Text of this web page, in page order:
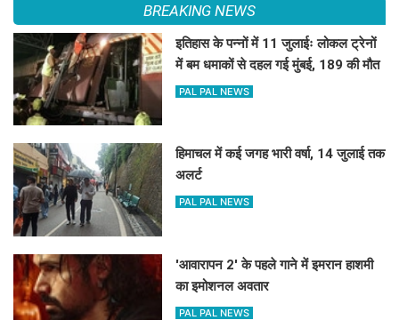
BREAKING NEWS
इतिहास के पन्नों में 11 जुलाईः लोकल ट्रेनों
में बम धमाकों से दहल गई मुंबई, 189 की मौत
PAL PAL NEWS
हिमाचल में कई जगह भारी वर्षा, 14 जुलाई तक
अलर्ट
PAL PAL NEWS
'आवारापन 2' के पहले गाने में इमरान हाशमी
का इमोशनल अवतार
PAL PAL NEWS